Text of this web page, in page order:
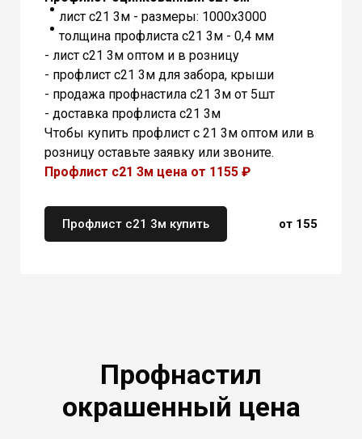
лист с21 3м - размеры: 1000х3000
толщина профлиста с21 3м - 0,4 мм
- лист с21 3м оптом и в розницу
- профлист с21 3м для забора, крыши
- продажа профнастила с21 3м от 5шт
- доставка профлиста с21 3м
Чтобы купить профлист с 21 3м оптом или в
розницу оставьте заявку или звоните.
Профлист с21 3м цена от 1155 ₽
Профлист с21 3м купить от 155
Профнастил
окрашенный цена